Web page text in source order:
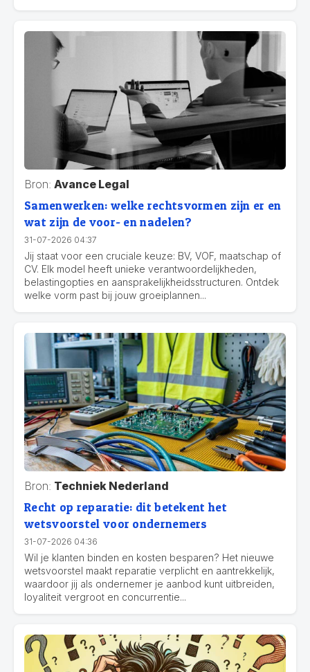
Bron: Avance Legal
Samenwerken: welke rechtsvormen zijn er en
wat zijn de voor- en nadelen?
31-07-2026 04:37
Jij staat voor een cruciale keuze: BV, VOF, maatschap of
CV. Elk model heeft unieke verantwoordelijkheden,
belastingopties en aansprakelijkheidsstructuren. Ontdek
welke vorm past bij jouw groeiplannen...
Bron: Techniek Nederland
Recht op reparatie: dit betekent het
wetsvoorstel voor ondernemers
31-07-2026 04:36
Wil je klanten binden en kosten besparen? Het nieuwe
wetsvoorstel maakt reparatie verplicht en aantrekkelijk,
waardoor jij als ondernemer je aanbod kunt uitbreiden,
loyaliteit vergroot en concurrentie...